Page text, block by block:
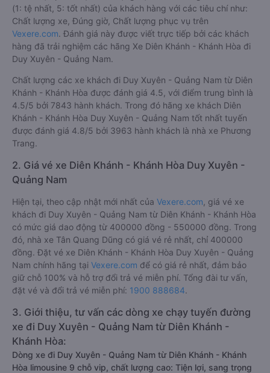
(1: tệ nhất, 5: tốt nhất) của khách hàng với các tiêu chí như:
Chất lượng xe, Đúng giờ, Chất lượng phục vụ trên
Vexere.com. Đánh giá này được viết trực tiếp bởi các khách
hàng đã trải nghiệm các hãng Xe Diên Khánh - Khánh Hòa đi
Duy Xuyên - Quảng Nam.
Chất lượng các xe khách đi Duy Xuyên - Quảng Nam từ Diên
Khánh - Khánh Hòa được đánh giá 4.5, với điểm trung bình là
4.5/5 bởi 7843 hành khách. Trong đó hãng xe khách Diên
Khánh - Khánh Hòa Duy Xuyên - Quảng Nam tốt nhất tuyến
được đánh giá 4.8/5 bởi 3963 hành khách là nhà xe Phương
Trang.
2. Giá vé xe Diên Khánh - Khánh Hòa Duy Xuyên -
Quảng Nam
Hiện tại, theo cập nhật mới nhất của Vexere.com , giá vé xe
khách đi Duy Xuyên - Quảng Nam từ Diên Khánh - Khánh Hòa
có mức giá dao động từ 400000 đồng - 550000 đồng. Trong
đó, nhà xe Tân Quang Dũng có giá vé rẻ nhất, chỉ 400000
đồng. Đặt vé xe Diên Khánh - Khánh Hòa Duy Xuyên - Quảng
Nam chính hãng tại Vexere.com để có giá rẻ nhất, đảm bảo
giữ chỗ 100% và hỗ trợ đổi trả vé miễn phí. Tổng đài tư vấn,
đặt vé và đổi trả vé miễn phí: 1900 888684.
3. Giới thiệu, tư vấn các dòng xe chạy tuyến đường
xe đi Duy Xuyên - Quảng Nam từ Diên Khánh -
Khánh Hòa:
Dòng xe đi Duy Xuyên - Quảng Nam từ Diên Khánh - Khánh
Hòa limousine 9 chỗ vip, chất lượng cao: Tiện lợi, sang trọng